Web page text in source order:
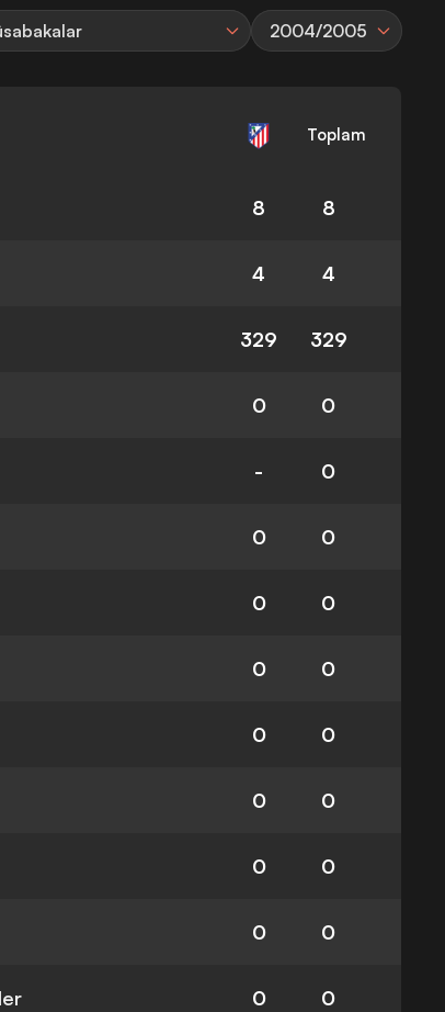
2004/2005
Toplam
8 8
4 4
329 329
0 0
- 0
0 0
0 0
0 0
0 0
0 0
0 0
0 0
0 0